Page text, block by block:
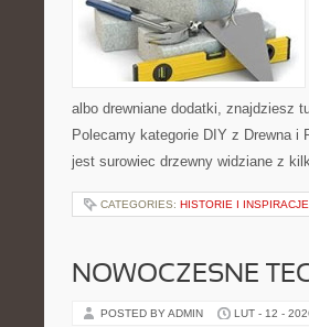
albo drewniane dodatki, znajdziesz
Polecamy kategorie DIY z Drewna i
jest surowiec drzewny widziane z
CATEGORIES: HISTORIE I
NOWOCZESNE
POSTED BY ADMIN LUT - 12 -